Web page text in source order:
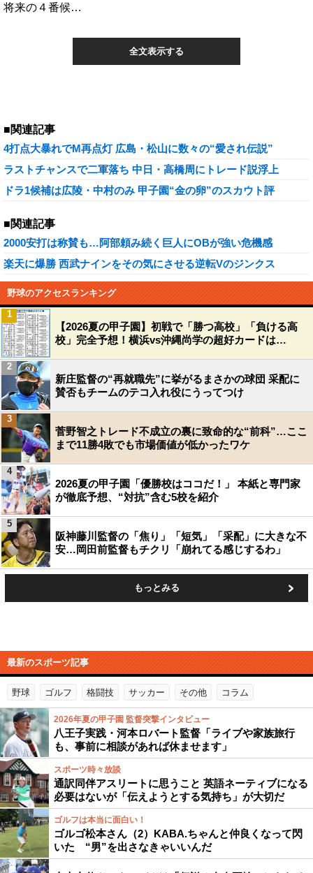
将来の４番候…
全文表示する
■関連記事
4打点大暴れでM再点灯 広島・松山に数々の“愛され伝説”
ラストチャンスで二軍落ち 中日・高橋周にトレード説浮上
ドラ1候補は広陵・中村のみ 甲子園“金の卵”のスカウト評
■関連記事
2000安打は称賛も…阿部頼み続く巨人にOBが強い危機感
楽天に爆勝 西武ナインをその気にさせる逆転Vのジンクス
野球のアクセスランキング
【2026夏の甲子園】初戦で「勝つ高校」「負ける高
校」完全予想！横浜vs沖縄尚学の超好カードは…
1
新庄監督の“再就職先”に挙がるまさかの球団 采配に
賛否もチームのテコ入れ役にうってつけ
2
菅野智之トレード不成立の裏に致命的な“前科”…ここ
まで11勝4敗でも市場価値が低かったワケ
3
2026夏の甲子園「優勝校はココだ！」 本紙と専門家
が徹底予想、“対抗”含む5校を紹介
4
阪神藤川監督の「焦り」「短気」「采配」に大きな不
安…岡田前監督もチクリ「崩れてる感じするわ」
5
もっとみる
最新のスポーツ記事
野球 ゴルフ 格闘技 サッカー その他 コラム
2026年夏の甲子園 監督突撃インタビュー
八王子実践・河本ロバート監督「ライブや家族旅行
も、事前に相談があれば休ませます」
スポーツ時々放談
通訳同伴アスリートに思うこと 英語ネーティブになる
必要はないが「伝えようとする気持ち」が大切だ
ゴルフは本当に面白い！
ゴルゴ松本さん（2）KABA.ちゃんと仲良くなって閃
いた “男”を出さなきゃいいんだ